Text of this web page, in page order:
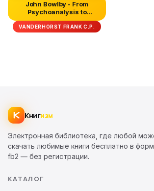
John Bowlby - From
Psychoanalysis to
Ethology. Unr...
VANDERHORST FRANK C.P.
Книгизм
Электронная библиотека, где любой
скачать любимые книги бесплатно в
fb2 — без регистрации.
КАТАЛОГ